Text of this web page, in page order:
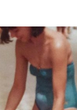
PERDÃO MÃE